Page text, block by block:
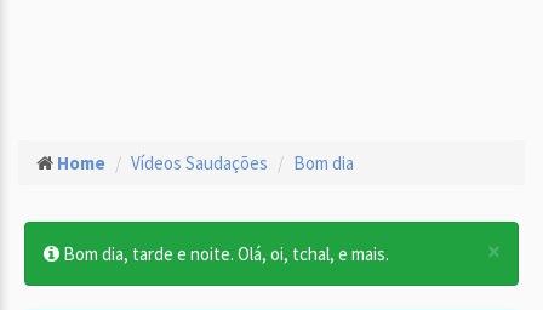
Home Vídeos Saudações Bom dia
×
Bom dia, tarde e noite. Olá, oi, tchal, e mais.